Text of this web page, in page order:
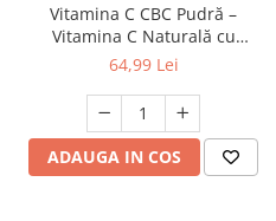
Vitamina C CBC Pudră –
Vitamina C Naturală cu
Bioflavonoide din Portocală
64,99 Lei
ADAUGA IN COS